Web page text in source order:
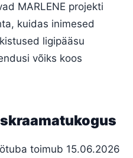
MARLENE projekti
kuidas inimesed
ligipääsu
võiks koos
toimub 15.06.2026